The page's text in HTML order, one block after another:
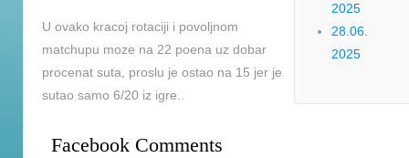
U ovako kracoj rotaciji i povoljnom
matchupu moze na 22 poena uz dobar
procenat suta, proslu je ostao na 15 jer je
sutao samo 6/20 iz igre..
Facebook Comments
2025
28.06.
2025